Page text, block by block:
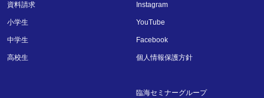
資料請求
小学生
中学生
高校生
Instagram
YouTube
Facebook
個人情報保護方針
臨海セミナーグループ